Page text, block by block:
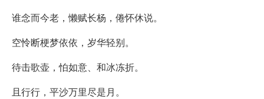
谁念而今老，懒赋长杨，倦怀休说。
空怜断梗梦依依，岁华轻别。
待击歌壶，怕如意、和冰冻折。
且行行，平沙万里尽是月。